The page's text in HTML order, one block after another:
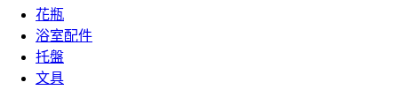
花瓶
浴室配件
托盤
文具